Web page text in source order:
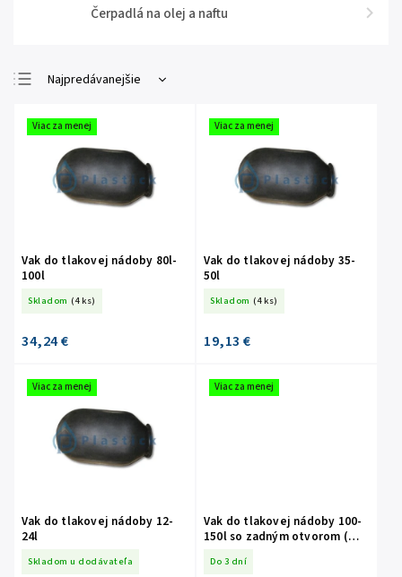
Čerpadlá na olej a naftu
Najpredávanejšie
Najdrahšie
Abecedne
Viac za menej
Vak do tlakovej nádoby 80l-
100l
Skladom (4 ks)
34,24 €
Viac za menej
Vak do tlakovej nádoby 35-
50l
Skladom (4 ks)
19,13 €
Viac za menej
Vak do tlakovej nádoby 12-
24l
Skladom u dodávateľa
Viac za menej
Vak do tlakovej nádoby 100-
150l so zadným otvorom (
AQUASYSTEM,AQUAPRESS )
Do 3 dní